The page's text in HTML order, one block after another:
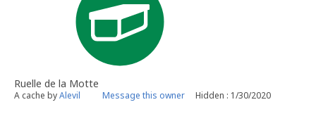
Ruelle de la Motte
A cache byAlevil Message this owner Hidden : 1/30/2020